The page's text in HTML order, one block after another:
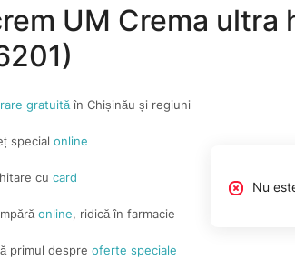
UM Crema ultra
gratuităîn Chișinău și regiuni
specialonline
cucard
online, ridică în farmacie
primul despreoferte speciale
Nu